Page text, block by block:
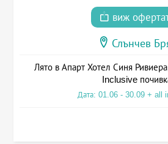
виж
Слънчев
Лято в Апарт Хотел Синя
Inclusive
Дата: 01.06 - 30.09 + all